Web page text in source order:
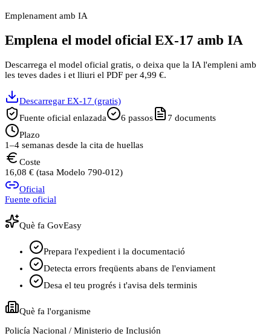
Emplenament amb IA
Emplena el model oficial EX-17 amb IA
Descarrega el model oficial gratis, o deixa que la IA l'empleni amb
les teves dades i et lliuri el PDF per 4,99 €.
Descarregar EX-17 (gratis)
Fuente oficial enlazada
6 passos 7 documents
Plazo
1–4 semanas desde la cita de huellas
Coste
16,08 € (tasa Modelo 790-012)
Oficial
Fuente oficial
Què fa GovEasy
Prepara l'expedient i la documentació
Detecta errors freqüents abans de l'enviament
Desa el teu progrés i t'avisa dels terminis
Què fa l'organisme
Policía Nacional / Ministerio de Inclusión